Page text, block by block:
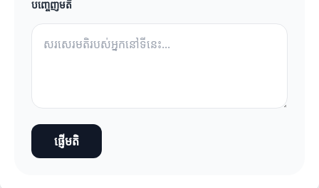
បញ្ចេញមតិ
ផ្ញើមតិ